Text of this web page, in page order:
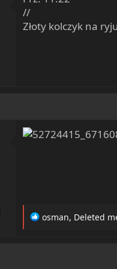
:
//
Złoty kolczyk na
R
osman, Deleted